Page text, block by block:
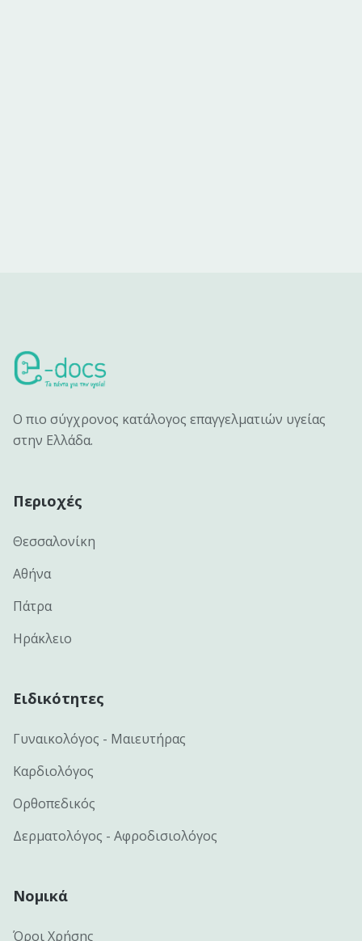
Ο πιο σύγχρονος κατάλογος επαγγελματιών υγείας
στην Ελλάδα.
Περιοχές
Θεσσαλονίκη
Αθήνα
Πάτρα
Ηράκλειο
Ειδικότητες
Γυναικολόγος - Μαιευτήρας
Καρδιολόγος
Ορθοπεδικός
Δερματολόγος - Αφροδισιολόγος
Νομικά
Όροι Χρήσης